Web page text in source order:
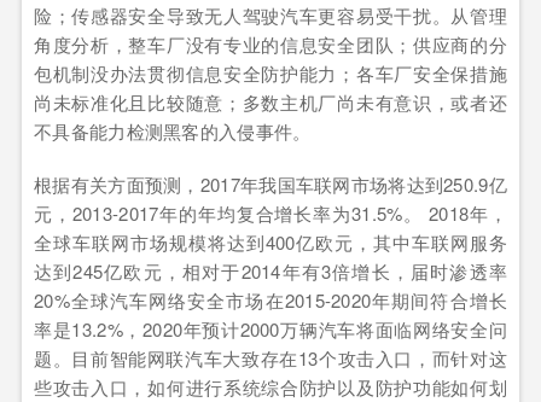
险；传感器安全导致无人驾驶汽车更容易受干扰。从管理
角度分析，整车厂没有专业的信息安全团队；供应商的分
包机制没办法贯彻信息安全防护能力；各车厂安全保措施
尚未标准化且比较随意；多数主机厂尚未有意识，或者还
不具备能力检测黑客的入侵事件。
根据有关方面预测，2017年我国车联网市场将达到250.9亿
元，2013-2017年的年均复合增长率为31.5%。 2018年，
全球车联网市场规模将达到400亿欧元，其中车联网服务
达到245亿欧元，相对于2014年有3倍增长，届时渗透率
20%全球汽车网络安全市场在2015-2020年期间符合增长
率是13.2%，2020年预计2000万辆汽车将面临网络安全问
题。目前智能网联汽车大致存在13个攻击入口，而针对这
些攻击入口，如何进行系统综合防护以及防护功能如何划